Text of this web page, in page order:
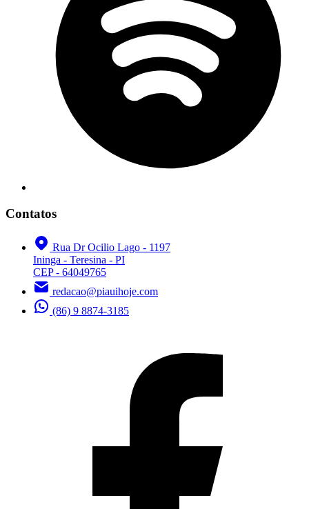
Contatos
Rua Dr Ocilio Lago - 1197
Ininga - Teresina - PI
CEP - 64049765
redacao@piauihoje.com
(86) 9 8874-3185